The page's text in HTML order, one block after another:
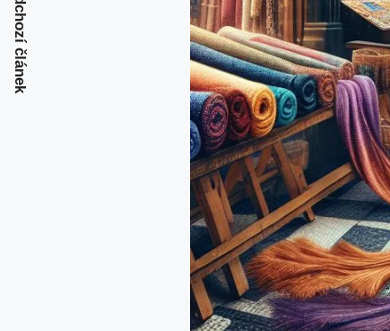
Předchozí článek